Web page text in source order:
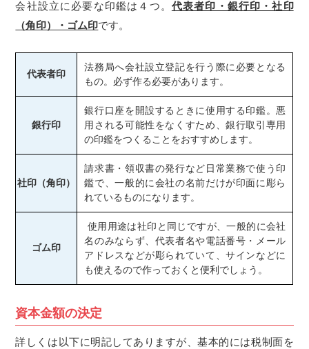
会社設立に必要な印鑑は４つ。 代表者印・銀行印・社印
（角印）・ゴム印です。
代表者印
法務局へ会社設立登記を行う際に必要となる
もの。必ず作る必要があります。
銀行印
銀行口座を開設するときに使用する印鑑。悪
用される可能性をなくすため、銀行取引専用
の印鑑をつくることをおすすめします。
社印（角印）
請求書・領収書の発行など日常業務で使う印
鑑で、一般的に会社の名前だけが印面に彫ら
れているものになります。
ゴム印
使用用途は社印と同じですが、一般的に会社
名のみならず、代表者名や電話番号・メール
アドレスなどが彫られていて、サインなどに
も使えるので作っておくと便利でしょう。
資本金額の決定
詳しくは以下に明記してありますが、基本的には税制面を